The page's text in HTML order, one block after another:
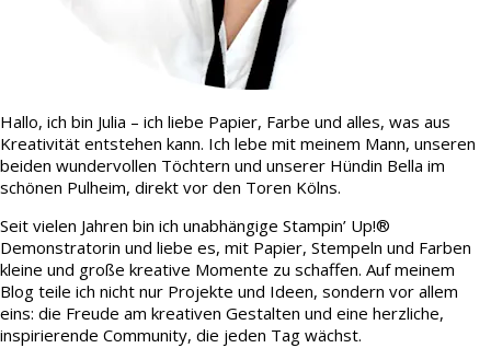
Hallo, ich bin Julia – ich liebe Papier, Farbe und alles, was aus
Kreativität entstehen kann. Ich lebe mit meinem Mann, unseren
beiden wundervollen Töchtern und unserer Hündin Bella im
schönen Pulheim, direkt vor den Toren Kölns.
Seit vielen Jahren bin ich unabhängige Stampin’ Up!®
Demonstratorin und liebe es, mit Papier, Stempeln und Farben
kleine und große kreative Momente zu schaffen. Auf meinem
Blog teile ich nicht nur Projekte und Ideen, sondern vor allem
eins: die Freude am kreativen Gestalten und eine herzliche,
inspirierende Community, die jeden Tag wächst.